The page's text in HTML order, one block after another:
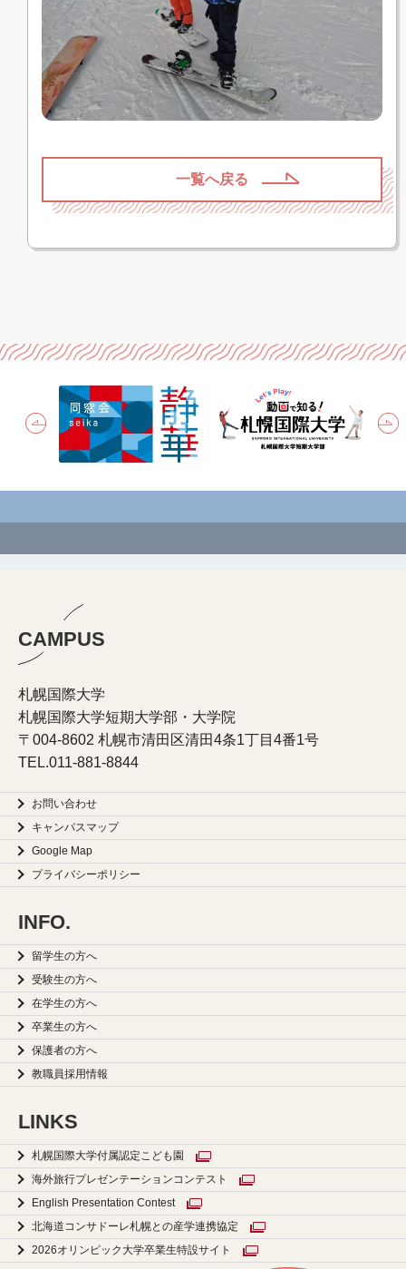
一覧へ戻る
CAMPUS
札幌国際大学
札幌国際大学短期大学部・大学院
〒004-8602 札幌市清田区清田4条1丁目4番1号
TEL.011-881-8844
お問い合わせ
キャンパスマップ
Google Map
プライバシーポリシー
INFO.
留学生の方へ
受験生の方へ
在学生の方へ
卒業生の方へ
保護者の方へ
教職員採用情報
LINKS
札幌国際大学付属認定こども園
海外旅行プレゼンテーションコンテスト
English Presentation Contest
北海道コンサドーレ札幌との産学連携協定
2026オリンピック大学卒業生特設サイト